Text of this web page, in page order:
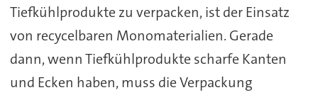
Tiefkühlprodukte zu verpacken, ist der Einsatz
von recycelbaren Monomaterialien. Gerade
dann, wenn Tiefkühlprodukte scharfe Kanten
und Ecken haben, muss die Verpackung